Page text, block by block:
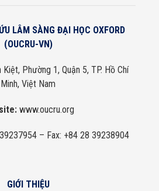
LÂM SÀNG ĐẠI HỌC OXFORD
(OUCRU-VN)
Kiệt, Phường 1, Quận 5, TP. Hồ Chí
Minh, Việt Nam
www.oucru.org
– Fax: +84 28 39238904
GIỚI THIỆU